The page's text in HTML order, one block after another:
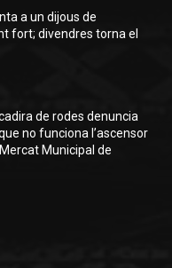
a un dijous de
fort; divendres torna el
de rodes denuncia
no funciona l’ascensor
Municipal de